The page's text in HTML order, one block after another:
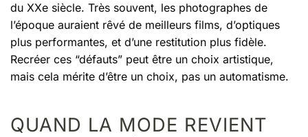
du XXe siècle. Très souvent, les photographes de
l’époque auraient rêvé de meilleurs films, d’optiques
plus performantes, et d’une restitution plus fidèle.
Recréer ces “défauts” peut être un choix artistique,
mais cela mérite d’être un choix, pas un automatisme.
QUAND LA MODE REVIENT